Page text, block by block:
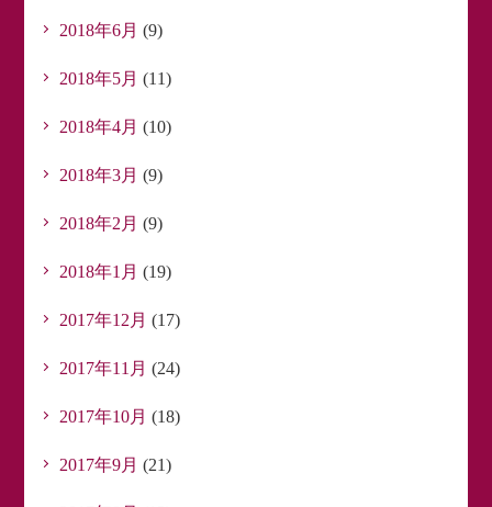
2018年6月 (9)
2018年5月 (11)
2018年4月 (10)
2018年3月 (9)
2018年2月 (9)
2018年1月 (19)
2017年12月 (17)
2017年11月 (24)
2017年10月 (18)
2017年9月 (21)